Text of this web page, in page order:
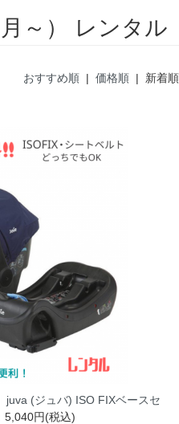
～） レンタル
おすすめ順 | 価格順 | 新着順
juva (ジュバ) ISO FIXベースセ
5,040円(税込)